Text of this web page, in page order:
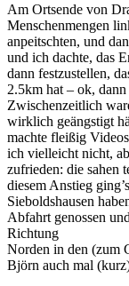
Am Ortsende von
Menschenmengen
anpeitschten, und
und ich dachte, das
dann festzustellen,
2.5km hat – ok,
Zwischenzeitlich
wirklich geängstigt
machte fleißig
ich vielleicht nicht,
zufrieden: die sahen
diesem Anstieg
Sieboldshausen
Abfahrt genossen
Richtung
Norden in den (zum
Björn auch mal